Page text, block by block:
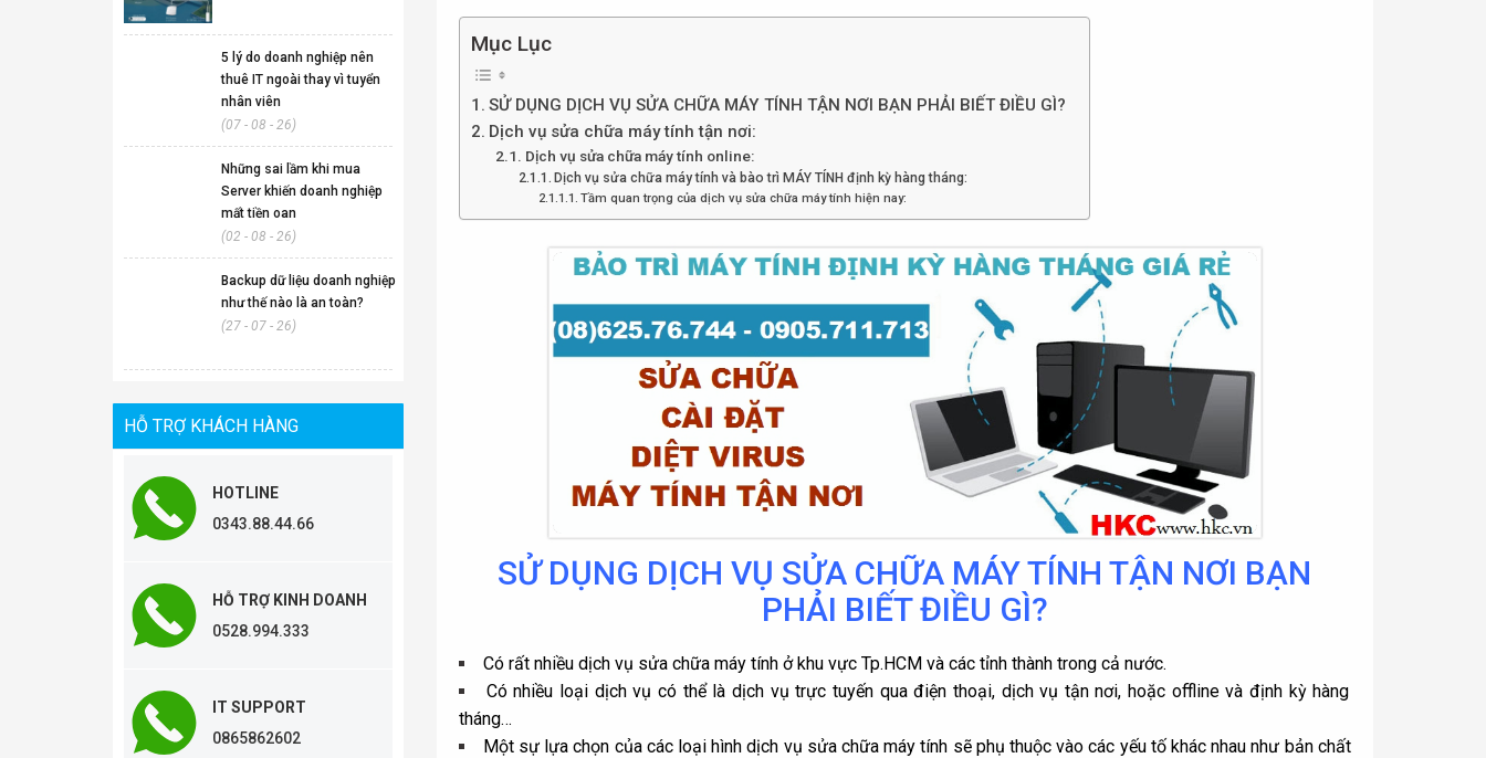
5 lý do doanh nghiệp nên
thuê IT ngoài thay vì tuyển
nhân viên
(07 - 08 - 26)
Những sai lầm khi mua
Server khiến doanh nghiệp
mất tiền oan
(02 - 08 - 26)
Backup dữ liệu doanh nghiệp
như thế nào là an toàn?
(27 - 07 - 26)
HỖ TRỢ KHÁCH HÀNG
HOTLINE
0343.88.44.66
HỖ TRỢ KINH DOANH
0528.994.333
IT SUPPORT
0865862602
Mục Lục
SỬ DỤNG DỊCH VỤ SỬA CHỮA MÁY TÍNH TẬN NƠI BẠN PHẢI BIẾT ĐIỀU GÌ?
Dịch vụ sửa chữa máy tính tận nơi:
Dịch vụ sửa chữa máy tính online:
Dịch vụ sửa chữa máy tính và bào trì MÁY TÍNH định kỳ hàng tháng:
Tầm quan trọng của dịch vụ sửa chữa máy tính hiện nay:
SỬ DỤNG DỊCH VỤ SỬA CHỮA MÁY TÍNH TẬN NƠI BẠN
PHẢI BIẾT ĐIỀU GÌ?
Có rất nhiều dịch vụ sửa chữa máy tínhở khu vực Tp.HCM và các tỉnh thành trong cả nước.
Có nhiều loại dịch vụ có thể là dịch vụ trực tuyến qua điện thoại, dịch vụ tận nơi, hoặc offline và định kỳ hàng
tháng…
Một sự lựa chọn của các loại hình dịch vụ sửa chữa máy tính sẽ phụ thuộc vào các yếu tố khác nhau như bản chất